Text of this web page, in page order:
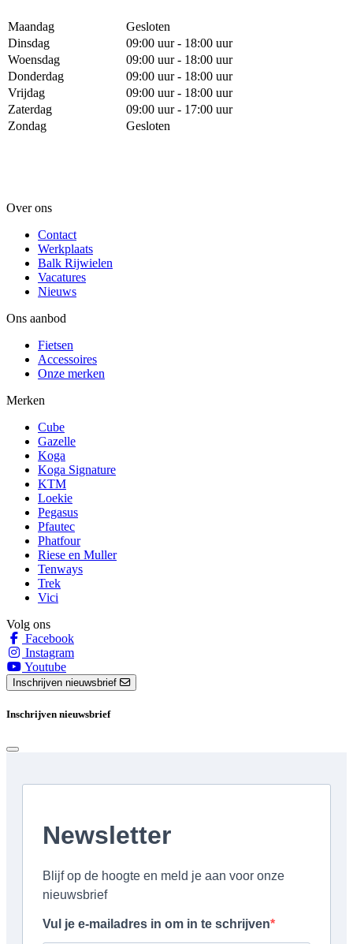
Maandag
Gesloten
Dinsdag
09:00 uur - 18:00 uur
Woensdag
09:00 uur - 18:00 uur
Donderdag
09:00 uur - 18:00 uur
Vrijdag
09:00 uur - 18:00 uur
Zaterdag
09:00 uur - 17:00 uur
Zondag
Gesloten
Over ons
Contact
Werkplaats
Balk Rijwielen
Vacatures
Nieuws
Ons aanbod
Fietsen
Accessoires
Onze merken
Merken
Cube
Gazelle
Koga
Koga Signature
KTM
Loekie
Pegasus
Pfautec
Phatfour
Riese en Muller
Tenways
Trek
Vici
Volg ons
Facebook
Instagram
Youtube
Inschrijven nieuwsbrief
Inschrijven nieuwsbrief